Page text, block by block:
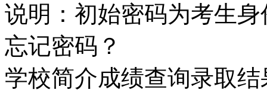
说明：初始密码为考生
忘记密码？
学校简介成绩查询录取